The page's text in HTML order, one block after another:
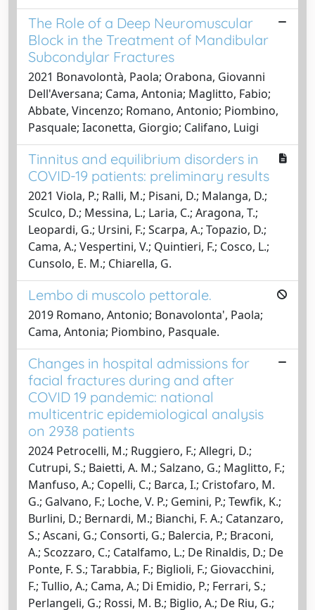
The Role of a Deep Neuromuscular
Block in the Treatment of Mandibular
Subcondylar Fractures
2021 Bonavolontà, Paola; Orabona, Giovanni
Dell'Aversana; Cama, Antonia; Maglitto, Fabio;
Abbate, Vincenzo; Romano, Antonio; Piombino,
Pasquale; Iaconetta, Giorgio; Califano, Luigi
Tinnitus and equilibrium disorders in
COVID-19 patients: preliminary results
2021 Viola, P.; Ralli, M.; Pisani, D.; Malanga, D.;
Sculco, D.; Messina, L.; Laria, C.; Aragona, T.;
Leopardi, G.; Ursini, F.; Scarpa, A.; Topazio, D.;
Cama, A.; Vespertini, V.; Quintieri, F.; Cosco, L.;
Cunsolo, E. M.; Chiarella, G.
Lembo di muscolo pettorale.
2019 Romano, Antonio; Bonavolonta', Paola;
Cama, Antonia; Piombino, Pasquale.
Changes in hospital admissions for
facial fractures during and after
COVID 19 pandemic: national
multicentric epidemiological analysis
on 2938 patients
2024 Petrocelli, M.; Ruggiero, F.; Allegri, D.;
Cutrupi, S.; Baietti, A. M.; Salzano, G.; Maglitto, F.;
Manfuso, A.; Copelli, C.; Barca, I.; Cristofaro, M.
G.; Galvano, F.; Loche, V. P.; Gemini, P.; Tewfik, K.;
Burlini, D.; Bernardi, M.; Bianchi, F. A.; Catanzaro,
S.; Ascani, G.; Consorti, G.; Balercia, P.; Braconi,
A.; Scozzaro, C.; Catalfamo, L.; De Rinaldis, D.; De
Ponte, F. S.; Tarabbia, F.; Biglioli, F.; Giovacchini,
F.; Tullio, A.; Cama, A.; Di Emidio, P.; Ferrari, S.;
Perlangeli, G.; Rossi, M. B.; Biglio, A.; De Riu, G.;